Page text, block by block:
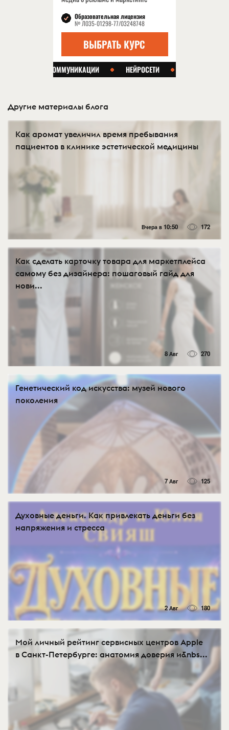
Другие материалы блога
Как аромат увеличил время пребывания
пациентов в клинике эстетической медицины
Вчера в 10:50 172
Как сделать карточку товара для маркетплейса
самому без дизайнера: пошаговый гайд для
нови...
8 Авг 270
Генетический код искусства: музей нового
поколения
7 Авг 125
Духовные деньги. Как привлекать деньги без
напряжения и стресса
2 Авг 180
Мой личный рейтинг сервисных центров Apple
в Санкт-Петербурге: анатомия доверия и&nbs...